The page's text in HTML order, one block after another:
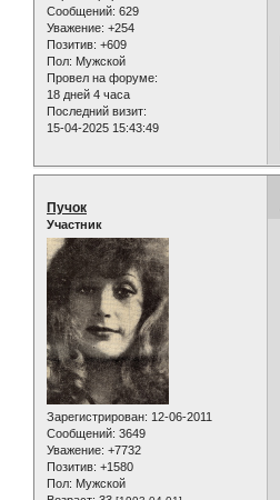
Сообщений: 629
Уважение: +254
Позитив: +609
Пол: Мужской
Провел на форуме:
18 дней 4 часа
Последний визит:
15-04-2025 15:43:49
Пучок
Участник
Зарегистрирован: 12-06-2011
Сообщений: 3649
Уважение: +7732
Позитив: +1580
Пол: Мужской